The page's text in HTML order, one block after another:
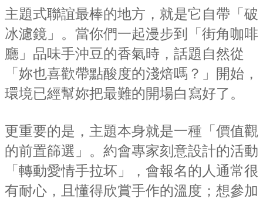
主題式聯誼最棒的地方，就是它自帶「破
冰濾鏡」。當你們一起漫步到「街角咖啡
廳」品味手沖豆的香氣時，話題自然從
「妳也喜歡帶點酸度的淺焙嗎？」開始，
環境已經幫妳把最難的開場白寫好了。
更重要的是，主題本身就是一種「價值觀
的前置篩選」。約會專家刻意設計的活動
「轉動愛情手拉坏」，會報名的人通常很
有耐心，且懂得欣賞手作的溫度；想參加